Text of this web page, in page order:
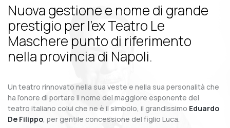
Nuova gestione e nome di grande
prestigio per l’ex Teatro Le
Maschere punto di riferimento
nella provincia di Napoli.
Un teatro rinnovato nella sua veste e nella sua personalità che
ha l’onore di portare il nome del maggiore esponente del
teatro italiano colui che ne è il simbolo, il grandissimo Eduardo
De Filippo, per gentile concessione del figlio Luca.